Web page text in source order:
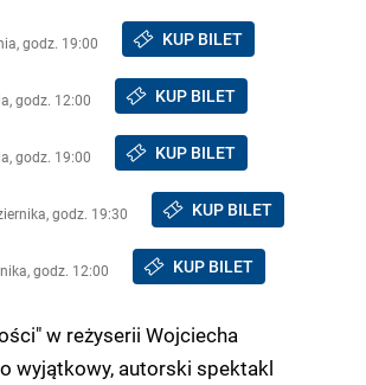
godz. 19:00 KUP BILET
godz. 12:00 KUP BILET
godz. 19:00 KUP BILET
godz. 19:30 KUP BILET
godz. 12:00 KUP BILET
w reżyserii Wojciecha
wyjątkowy, autorski spektakl